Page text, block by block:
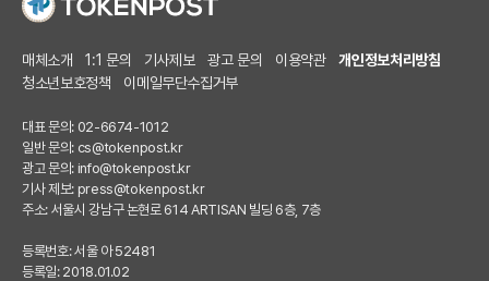
매체소개 1:1 문의 기사제보 광고 문의 이용약관
개인정보처리방침
청소년보호정책
이메일무단수집거부
대표 문의: 02-6674-1012
일반 문의: cs@tokenpost.kr
광고 문의: info@tokenpost.kr
기사 제보: press@tokenpost.kr
주소: 서울시 강남구 논현로 614 ARTISAN 빌딩 6층, 7층
등록번호: 서울 아 52481
등록일: 2018.01.02